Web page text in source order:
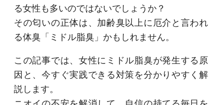
る女性も多いのではないでしょうか？
その匂いの正体は、加齢臭以上に厄介と言われ
る体臭「ミドル脂臭」かもしれません。
この記事では、女性にミドル脂臭が発生する原
因と、今すぐ実践できる対策を分かりやすく解
説します。